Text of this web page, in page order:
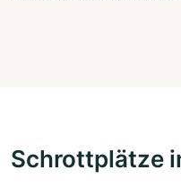
Schrottplätze